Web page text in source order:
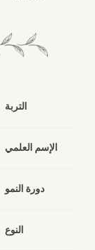
التربة
الإسم العلمي
دورة النمو
النوع